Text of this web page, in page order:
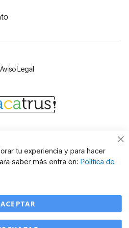
Legal
tu experiencia y para hacer
saber más entra en: Política de
ACEPTAR